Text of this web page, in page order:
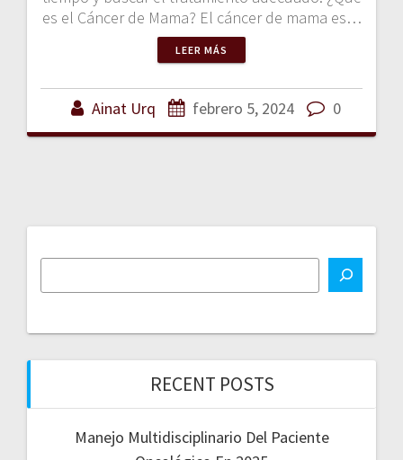
es el Cáncer de Mama? El cáncer de mama es…
LEER MÁS
Ainat Urq febrero 5, 2024 0
RECENT POSTS
Manejo Multidisciplinario Del Paciente